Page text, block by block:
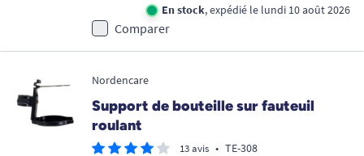
En stock, expédié le lundi 10 août 2026
Comparer
Nordencare
Support de bouteille sur fauteuil
roulant
13 avis • TE-308